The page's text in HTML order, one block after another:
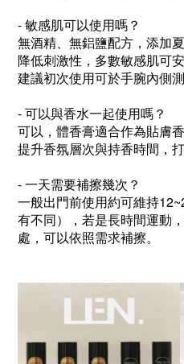
- 敏感肌可以使用嗎？
無酒精、無鋁鹽配方，添加
降低刺激性，多數敏感肌可
建議初次使用可於手腕內側測
- 可以與香水一起使用嗎？
可以，體香膏適合作為貼膚
提升香氛層次與持香時間，
- 一天需要補擦幾次？
一般出門前使用約可維持
有不同），若是長時間運動
處，可以依照需求補擦。